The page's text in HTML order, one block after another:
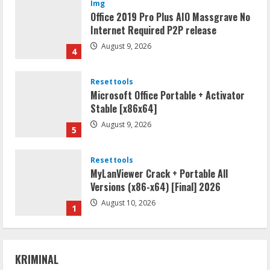
4
Img
Office 2019 Pro Plus AIO Massgrave No
Internet Required P2P release
August 9, 2026
5
Resettools
Microsoft Office Portable + Activator
Stable [x86x64]
August 9, 2026
1
Resettools
MyLanViewer Crack + Portable All
Versions (x86-x64) [Final] 2026
August 10, 2026
KRIMINAL